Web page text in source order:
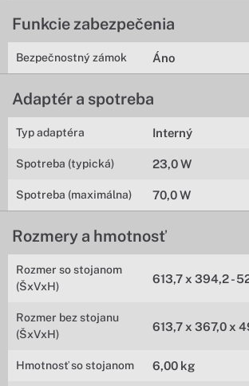
Funkcie zabezpečenia
Bezpečnostný zámok Áno
Adaptér a spotreba
Typ adaptéra Interný
Spotreba (typická) 23,0 W
Spotreba (maximálna) 70,0 W
Rozmery a hmotnosť
Rozmer so stojanom
(ŠxVxH)
613,7 x 394,2 -
Rozmer bez stojanu
(ŠxVxH)
613,7 x 367,0 x
Hmotnosť so stojanom 6,00 kg